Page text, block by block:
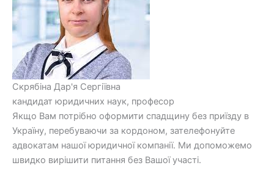
Скрябіна Дар'я Сергіївна
кандидат юридичних наук, професор
Якщо Вам потрібно оформити спадщину без приїзду в
Україну, перебуваючи за кордоном, зателефонуйте
адвокатам нашої юридичної компанії. Ми допоможемо
швидко вирішити питання без Вашої участі.